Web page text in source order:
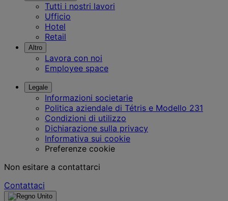
Tutti i nostri lavori
Ufficio
Hotel
Retail
Altro
Lavora con noi
Employee space
Legale
Informazioni societarie
Politica aziendale di Tétris e Modello 231
Condizioni di utilizzo
Dichiarazione sulla privacy
Informativa sui cookie
Preferenze cookie
Non esitare a contattarci
Contattaci